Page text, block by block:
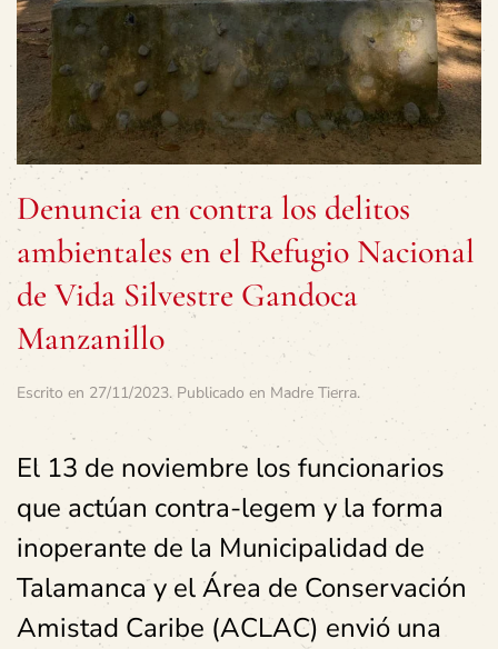
Denuncia en contra los delitos
ambientales en el Refugio Nacional
de Vida Silvestre Gandoca
Manzanillo
Escrito en 27/11/2023. Publicado en Madre Tierra.
El 13 de noviembre los funcionarios
que actúan contra-legem y la forma
inoperante de la Municipalidad de
Talamanca y el Área de Conservación
Amistad Caribe (ACLAC) envió una